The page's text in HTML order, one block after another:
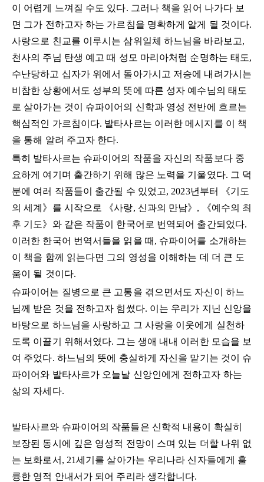
이 어렵게 느껴질 수도 있다. 그러나 책을 읽어 나가다 보
면 그가 전하고자 하는 가르침을 명확하게 알게 될 것이다.
사랑으로 친교를 이루시는 삼위일체 하느님을 바라보고,
천사의 주님 탄생 예고 때 성모 마리아처럼 순명하는 태도,
수난당하고 십자가 위에서 돌아가시고 저승에 내려가시는
비참한 상황에서도 성부의 뜻에 따른 성자 예수님의 태도
로 살아가는 것이 슈파이어의 신학과 영성 전반에 흐르는
핵심적인 가르침이다. 발타사르는 이러한 메시지를 이 책
을 통해 알려 주고자 한다.
특히 발타사르는 슈파이어의 작품을 자신의 작품보다 중
요하게 여기며 출간하기 위해 많은 노력을 기울였다. 그 덕
분에 여러 작품들이 출간될 수 있었고, 2023년부터 《기도
의 세계》를 시작으로 《사랑, 신과의 만남》, 《예수의 최
후 기도》와 같은 작품이 한국어로 번역되어 출간되었다.
이러한 한국어 번역서들을 읽을 때, 슈파이어를 소개하는
이 책을 함께 읽는다면 그의 영성을 이해하는 데 더 큰 도
움이 될 것이다.
슈파이어는 질병으로 큰 고통을 겪으면서도 자신이 하느
님께 받은 것을 전하고자 힘썼다. 이는 우리가 지닌 신앙을
바탕으로 하느님을 사랑하고 그 사랑을 이웃에게 실천하
도록 이끌기 위해서였다. 그는 생애 내내 이러한 모습을 보
여 주었다. 하느님의 뜻에 충실하게 자신을 맡기는 것이 슈
파이어와 발타사르가 오늘날 신앙인에게 전하고자 하는
삶의 자세다.
발타사르와 슈파이어의 작품들은 신학적 내용이 확실히
보장된 동시에 깊은 영성적 전망이 스며 있는 더할 나위 없
는 보화로서, 21세기를 살아가는 우리나라 신자들에게 훌
륭한 영적 안내서가 되어 주리라 생각합니다.